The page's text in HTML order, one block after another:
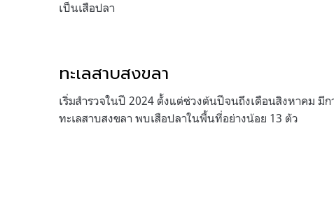
เป็นเสือปลา
ทะเลสาบสงขลา
เริ่มสำรวจในปี 2024 ตั้งแต่ช่วงต้นปีจนถึงเดือนสิงหาคม มี
ทะเลสาบสงขลา พบเสือปลาในพื้นที่อย่างน้อย 13 ตัว